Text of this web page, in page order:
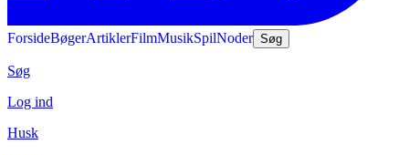
ForsideBøgerArtiklerFilmMusikSpilNoder Søg
Søg
Log ind
Husk